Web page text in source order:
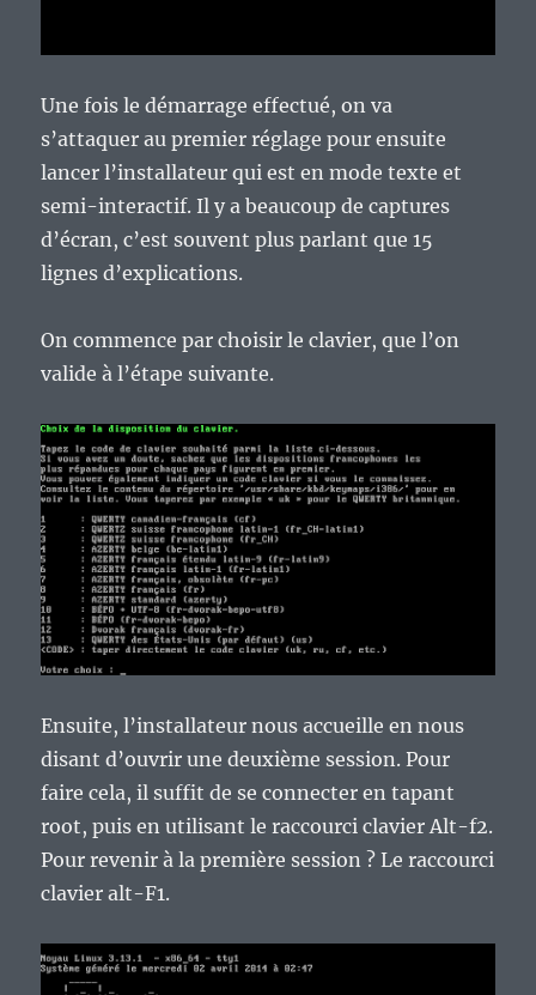
Une fois le démarrage effectué, on va
s’attaquer au premier réglage pour ensuite
lancer l’installateur qui est en mode texte et
semi-interactif. Il y a beaucoup de captures
d’écran, c’est souvent plus parlant que 15
lignes d’explications.
On commence par choisir le clavier, que l’on
valide à l’étape suivante.
Ensuite, l’installateur nous accueille en nous
disant d’ouvrir une deuxième session. Pour
faire cela, il suffit de se connecter en tapant
root, puis en utilisant le raccourci clavier Alt-f2.
Pour revenir à la première session ? Le raccourci
clavier alt-F1.